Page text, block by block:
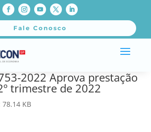
Fale Conosco
2022 Aprova prestação
trimestre de 2022
KB